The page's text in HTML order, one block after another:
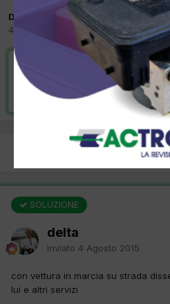
Da delta
4 Agosto 2015
in Meccatronica
VAI ALLA
Risolta da delta,
Pagina 1
SOLUZIONE
delta
Inviato 4 Agosto 2015
con vettura in marcia su strada
lui e altri servizi